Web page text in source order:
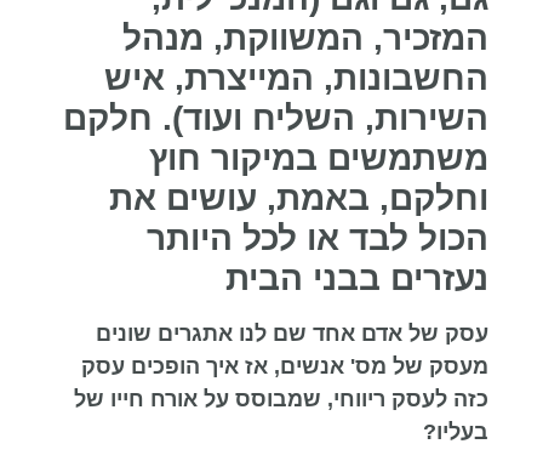
המזכיר, המשווקת, מנהל
החשבונות, המייצרת, איש
השירות, השליח ועוד). חלקם
משתמשים במיקור חוץ
וחלקם, באמת, עושים את
הכול לבד או לכל היותר
נעזרים בבני הבית
עסק של אדם אחד שם לנו אתגרים שונים
מעסק של מס' אנשים, אז איך הופכים עסק
כזה לעסק ריווחי, שמבוסס על אורח חייו של
בעליו?